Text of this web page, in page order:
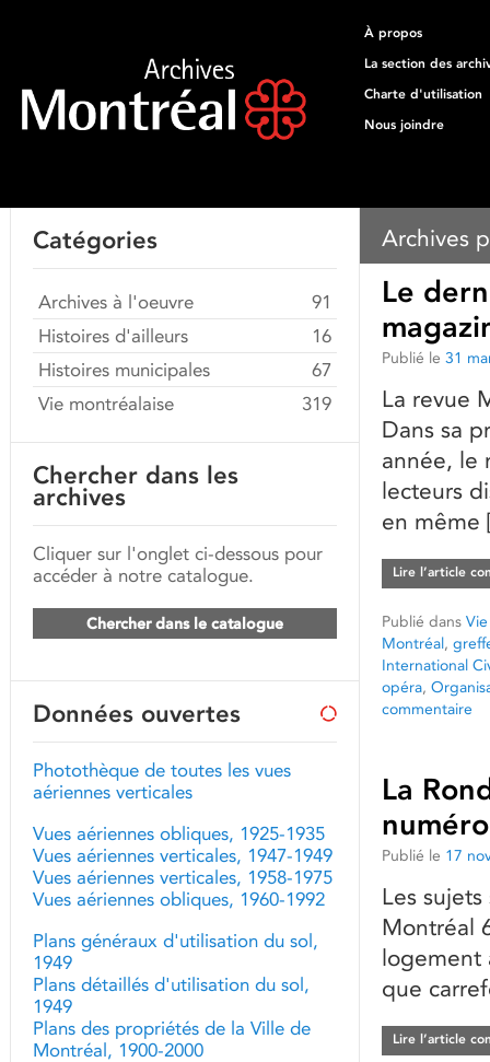
À propos
La section des
Charte d'utilisation
Nous joindre
Archives
Le
Publié le 31
La revue
Dans sa
année, le
lecteurs
en
Lire l’article
Publié dans
Montréal,
International
opéra,
commentaire
La
Publié le 17
Les
Montréal
logement
que
Lire l’article
Catégories
Archives à l'oeuvre
91
Histoires d'ailleurs
16
Histoires municipales
67
Vie montréalaise
319
Chercher dans les
archives
Cliquer sur l'onglet ci-dessous pour
accéder à notre catalogue.
Chercher dans le catalogue
Données ouvertes
Photothèque de toutes les vues
aériennes verticales
Vues aériennes obliques, 1925-1935
Vues aériennes verticales, 1947-1949
Vues aériennes verticales, 1958-1975
Vues aériennes obliques, 1960-1992
Plans généraux d'utilisation du sol,
1949
Plans détaillés d'utilisation du sol,
1949
Plans des propriétés de la Ville de
Montréal, 1900-2000